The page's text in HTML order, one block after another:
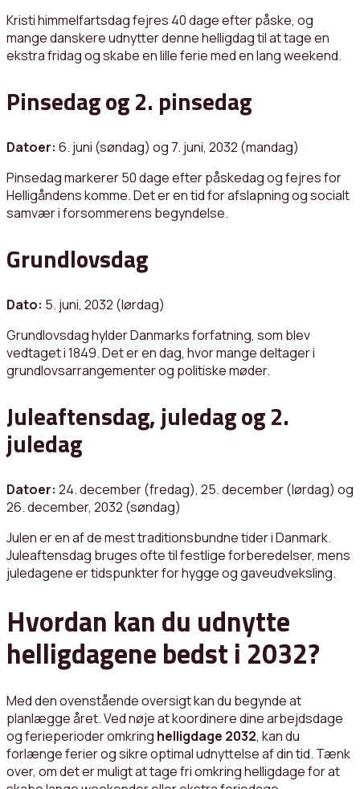
Kristi himmelfartsdag fejres 40 dage efter påske, og
mange danskere udnytter denne helligdag til at tage en
ekstra fridag og skabe en lille ferie med en lang weekend.
Pinsedag og 2. pinsedag
Datoer: 6. juni (søndag) og 7. juni, 2032 (mandag)
Pinsedag markerer 50 dage efter påskedag og fejres for
Helligåndens komme. Det er en tid for afslapning og socialt
samvær i forsommerens begyndelse.
Grundlovsdag
Dato: 5. juni, 2032 (lørdag)
Grundlovsdag hylder Danmarks forfatning, som blev
vedtaget i 1849. Det er en dag, hvor mange deltager i
grundlovsarrangementer og politiske møder.
Juleaftensdag, juledag og 2.
juledag
Datoer: 24. december (fredag), 25. december (lørdag) og
26. december, 2032 (søndag)
Julen er en af de mest traditionsbundne tider i Danmark.
Juleaftensdag bruges ofte til festlige forberedelser, mens
juledagene er tidspunkter for hygge og gaveudveksling.
Hvordan kan du udnytte
helligdagene bedst i 2032?
Med den ovenstående oversigt kan du begynde at
planlægge året. Ved nøje at koordinere dine arbejdsdage
og ferieperioder omkring helligdage 2032, kan du
forlænge ferier og sikre optimal udnyttelse af din tid. Tænk
over, om det er muligt at tage fri omkring helligdage for at